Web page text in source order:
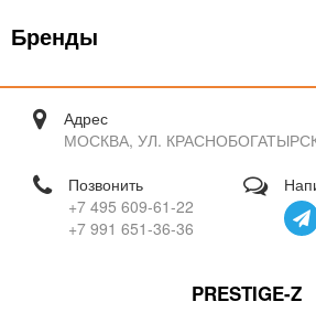
Бренды
Адрес
МОСКВА, УЛ.
Позвонить
+7 495 609-61-22
+7 991 651-36-36
PRESTIGE-Z